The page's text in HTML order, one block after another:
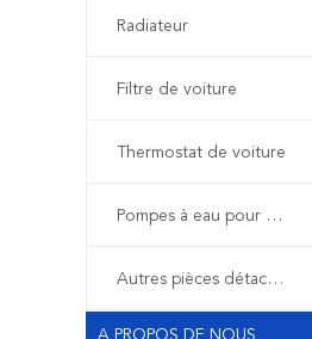
Radiateur
Filtre de voiture
Thermostat de voiture
Pompes à eau pour voiture
Autres pièces détachées automobiles
A PROPOS DE NOUS